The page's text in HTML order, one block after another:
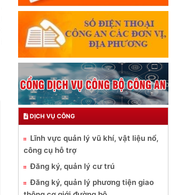
DỊCH VỤ CÔNG
Lĩnh vực quản lý vũ khí, vật liệu nổ,
công cụ hỗ trợ
Đăng ký, quản lý cư trú
Đăng ký, quản lý phương tiện giao